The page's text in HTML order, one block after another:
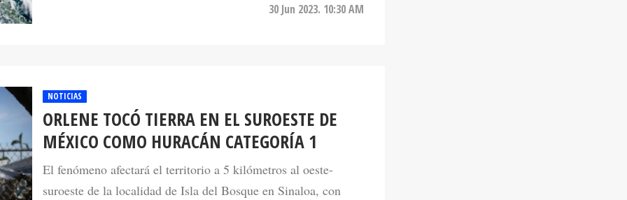
30 Jun 2023. 10:30 AM
NOTICIAS
ORLENE TOCÓ TIERRA EN EL SUROESTE DE
MÉXICO COMO HURACÁN CATEGORÍA 1
El fenómeno afectará el territorio a 5 kilómetros al oeste-
suroeste de la localidad de Isla del Bosque en Sinaloa, con